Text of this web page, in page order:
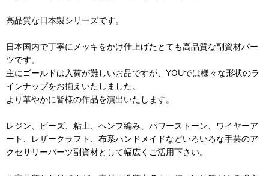
高品質な日本製シリーズです。
日本国内で丁寧にメッキをかけ仕上げたとても高品質な副資材パー
ツです。
主にゴールドは入荷が難しいお品ですが、YOUでは様々な形状のラ
インナップをお揃えいたしました。
より華やかに皆様の作品を演出いたします。
レジン、ビーズ、粘土、ヘンプ編み、パワーストーン、ワイヤーア
ート、レザークラフト、布系ハンドメイドなどいろいろな手芸のア
クセサリーパーツ副資材として幅広くご活用下さい。